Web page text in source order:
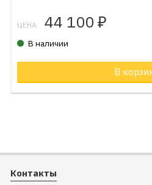
ЦЕНА: 44 100 ₽
В наличии
В
Контакты